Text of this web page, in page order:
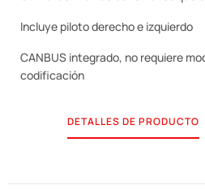
Incluye piloto derecho e izquierdo
CANBUS integrado, no requiere
codificación
DETALLES DE PRODUCTO